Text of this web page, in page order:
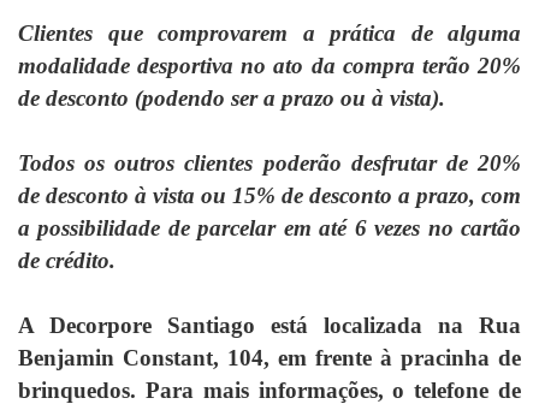
Clientes que comprovarem a prática de alguma
modalidade desportiva no ato da compra terão 20%
de desconto (podendo ser a prazo ou à vista).
Todos os outros clientes poderão desfrutar de 20%
de desconto à vista ou 15% de desconto a prazo, com
a possibilidade de parcelar em até 6 vezes no cartão
de crédito.
A Decorpore Santiago está localizada na Rua
Benjamin Constant, 104, em frente à pracinha de
brinquedos. Para mais informações, o telefone de